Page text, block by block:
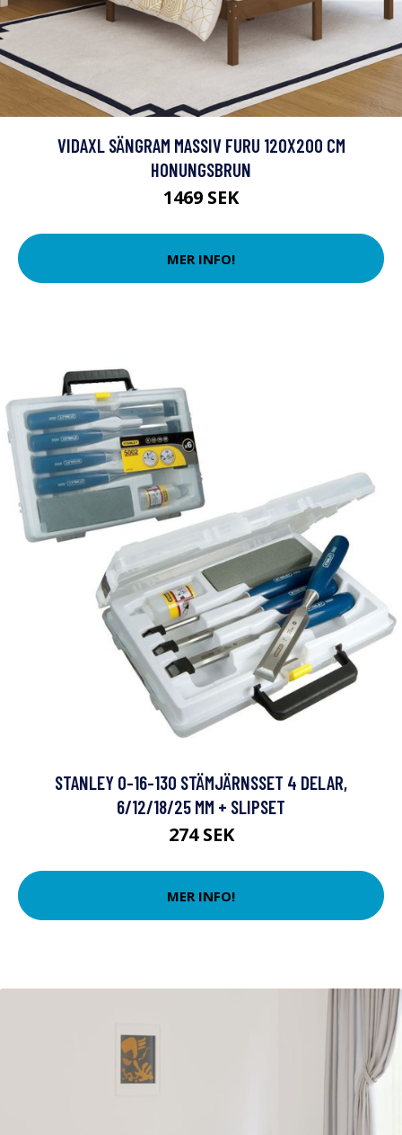
VIDAXL SÄNGRAM MASSIV FURU 120X200 CM
HONUNGSBRUN
1469 SEK
MER INFO!
STANLEY 0-16-130 STÄMJÄRNSSET 4 DELAR,
6/12/18/25 MM + SLIPSET
274 SEK
MER INFO!